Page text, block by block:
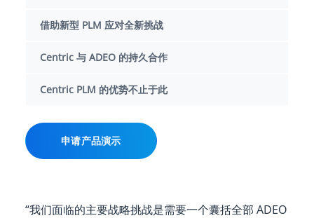
借助新型 PLM 应对全新挑战
Centric 与 ADEO 的持久合作
Centric PLM 的优势不止于此
申请产品演示
“我们面临的主要战略挑战是需要一个囊括全部 ADEO